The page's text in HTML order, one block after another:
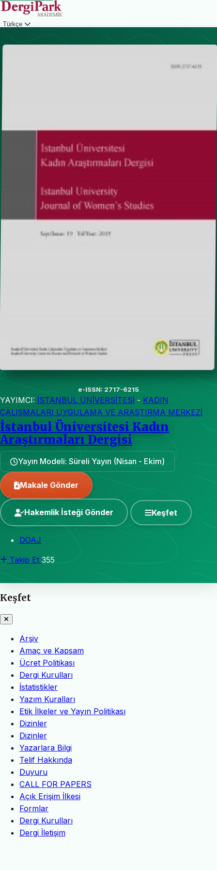
Türkçe
e-ISSN: 2717-6215
YAYIMCI: İSTANBUL ÜNİVERSİTESİ - KADIN
ÇALIŞMALARI UYGULAMA VE ARAŞTIRMA MERKEZİ
İstanbul Üniversitesi Kadın
Araştırmaları Dergisi
Yayın Modeli: Süreli Yayın (Nisan - Ekim)
Makale Gönder
Hakemlik İsteği Gönder Keşfet
DOAJ
Takip Et 355
Keşfet
Arşiv
Amaç ve Kapsam
Ücret Politikası
Dergi Kurulları
İstatistikler
Yazım Kuralları
Etik İlkeler ve Yayın Politikası
Dizinler
Dizinler
Yazarlara Bilgi
Telif Hakkında
Duyuru
CALL FOR PAPERS
Açık Erişim İlkesi
Formlar
Dergi Kurulları
Dergi İletişim